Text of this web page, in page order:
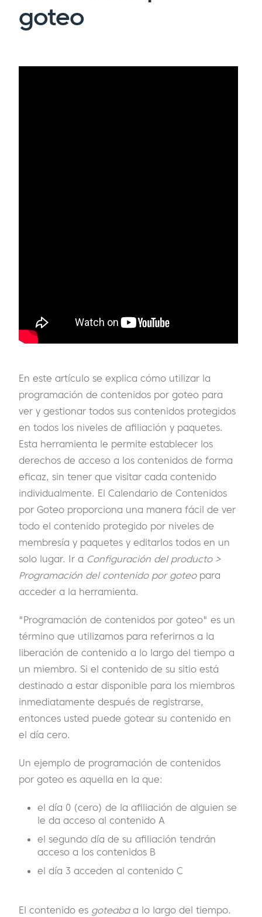
goteo
En este artículo se explica cómo utilizar la
programación de contenidos por goteo para
ver y gestionar todos sus contenidos protegidos
en todos los niveles de afiliación y paquetes.
Esta herramienta le permite establecer los
derechos de acceso a los contenidos de forma
eficaz, sin tener que visitar cada contenido
individualmente. El Calendario de Contenidos
por Goteo proporciona una manera fácil de ver
todo el contenido protegido por niveles de
membresía y paquetes y editarlos todos en un
solo lugar. Ir a Configuración del producto >
Programación del contenido por goteo para
acceder a la herramienta.
"Programación de contenidos por goteo" es un
término que utilizamos para referirnos a la
liberación de contenido a lo largo del tiempo a
un miembro. Si el contenido de su sitio está
destinado a estar disponible para los miembros
inmediatamente después de registrarse,
entonces usted puede gotear su contenido en
el día cero.
Un ejemplo de programación de contenidos
por goteo es aquella en la que:
el día 0 (cero) de la afiliación de alguien se
le da acceso al contenido A
el segundo día de su afiliación tendrán
acceso a los contenidos B
el día 3 acceden al contenido C
El contenido es goteabaa lo largo del tiempo.